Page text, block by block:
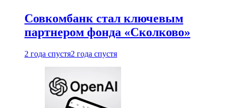
Совкомбанк стал ключевым
партнером фонда «Сколково»
2 года спустя2 года спустя